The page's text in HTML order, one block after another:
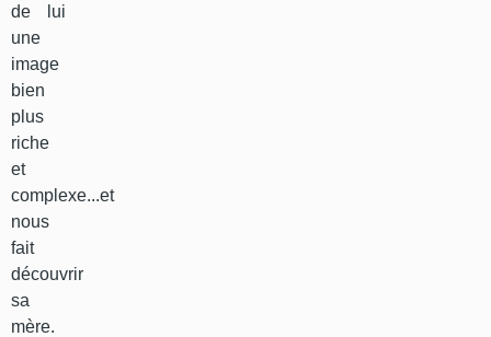
de lui
une
image
bien
plus
riche
et
complexe...et
nous
fait
découvrir
sa
mère.